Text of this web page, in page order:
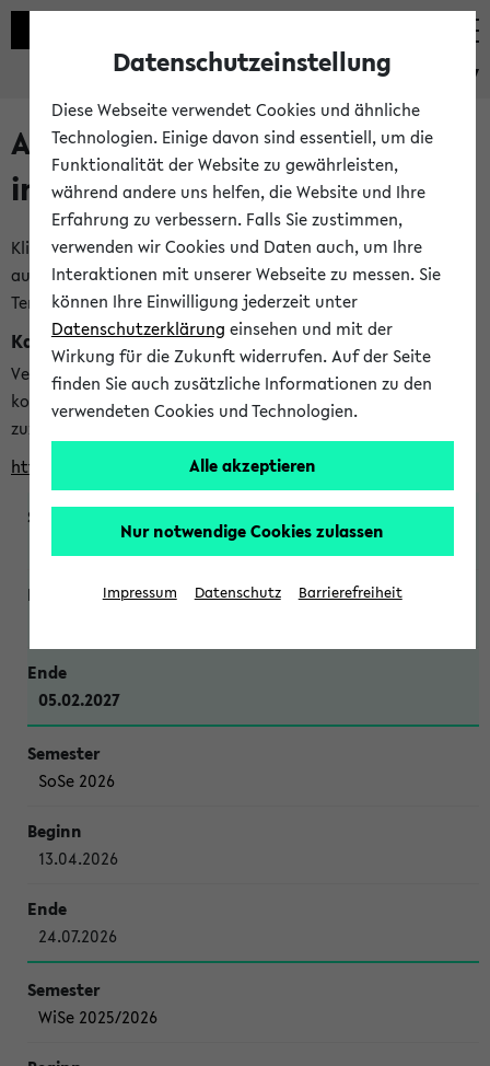
eKVV
Alle veröffentlichten Semester
im eKVV
Klicken Sie auf das Semester, welches Sie für Ihre Sitzung
auswählen möchten. Bitte beachten Sie auch die weiteren
Termine imKalender der Lehrplanung
Kalenderintegration
Verwenden Sie die folgende Adresse, um mit einer
kompatiblen Kalenderanwendung auf die Vorlesungszeiten
zuzugreifen (nähere Informationen
finden Sie hier
https://ekvv.uni-bielefeld.de/ws/calendar?vz
WiSe 2026/2027
05.02.2027
SoSe 2026
13.04.2026
24.07.2026
WiSe 2025/2026
Datenschutzeinstellung
Diese Webseite verwendet Cookies und ähnliche
Technologien. Einige davon sind essentiell, um die
Funktionalität der Website zu gewährleisten,
während andere uns helfen, die Website und Ihre
Erfahrung zu verbessern. Falls Sie zustimmen,
verwenden wir Cookies und Daten auch, um Ihre
Interaktionen mit unserer Webseite zu messen. Sie
können Ihre Einwilligung jederzeit unter
Datenschutzerklärung einsehen und mit der
Wirkung für die Zukunft widerrufen. Auf der Seite
finden Sie auch zusätzliche Informationen zu den
verwendeten Cookies und Technologien.
Alle akzeptieren
Nur notwendige Cookies zulassen
Impressum Datenschutz Barrierefreiheit